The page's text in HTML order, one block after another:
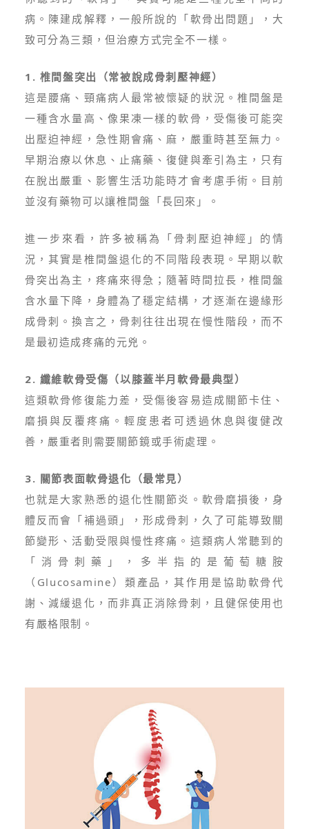
病。陳建成解釋，一般所說的「軟骨出問題」，大
致可分為三類，但治療方式完全不一樣。
1. 椎間盤突出（常被說成骨刺壓神經）
這是腰痛、頸痛病人最常被懷疑的狀況。椎間盤是
一種含水量高、像果凍一樣的軟骨，受傷後可能突
出壓迫神經，急性期會痛、麻，嚴重時甚至無力。
早期治療以休息、止痛藥、復健與牽引為主，只有
在脫出嚴重、影響生活功能時才會考慮手術。目前
並沒有藥物可以讓椎間盤「長回來」。
進一步來看，許多被稱為「骨刺壓迫神經」的情
況，其實是椎間盤退化的不同階段表現。早期以軟
骨突出為主，疼痛來得急；隨著時間拉長，椎間盤
含水量下降，身體為了穩定結構，才逐漸在邊緣形
成骨刺。換言之，骨刺往往出現在慢性階段，而不
是最初造成疼痛的元兇。
2. 纖維軟骨受傷（以膝蓋半月軟骨最典型）
這類軟骨修復能力差，受傷後容易造成關節卡住、
磨損與反覆疼痛。輕度患者可透過休息與復健改
善，嚴重者則需要關節鏡或手術處理。
3. 關節表面軟骨退化（最常見）
也就是大家熟悉的退化性關節炎。軟骨磨損後，身
體反而會「補過頭」，形成骨刺，久了可能導致關
節變形、活動受限與慢性疼痛。這類病人常聽到的
「消骨刺藥」，多半指的是葡萄糖胺
（Glucosamine）類產品，其作用是協助軟骨代
謝、減緩退化，而非真正消除骨刺，且健保使用也
有嚴格限制。